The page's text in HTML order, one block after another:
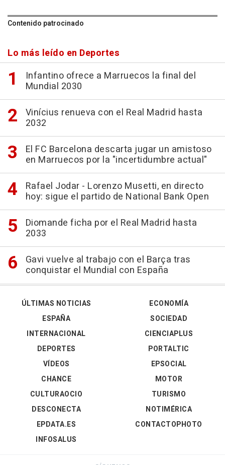
Contenido patrocinado
Lo más leído en Deportes
Infantino ofrece a Marruecos la final del
Mundial 2030
Vinícius renueva con el Real Madrid hasta
2032
El FC Barcelona descarta jugar un amistoso
en Marruecos por la "incertidumbre actual"
Rafael Jodar - Lorenzo Musetti, en directo
hoy: sigue el partido de National Bank Open
Diomande ficha por el Real Madrid hasta
2033
Gavi vuelve al trabajo con el Barça tras
conquistar el Mundial con España
ÚLTIMAS NOTICIAS
ESPAÑA
INTERNACIONAL
DEPORTES
VÍDEOS
ECONOMÍA
SOCIEDAD
CIENCIAPLUS
PORTALTIC
EPSOCIAL
CHANCE
CULTURAOCIO
DESCONECTA
EPDATA.ES
INFOSALUS
MOTOR
TURISMO
NOTIMÉRICA
CONTACTOPHOTO